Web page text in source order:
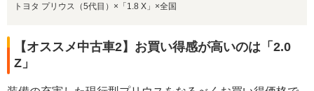
トヨタ プリウス（5代目）×「1.8 X」×全国
【オススメ中古車2】お買い得感が高いのは「2.0
Z」